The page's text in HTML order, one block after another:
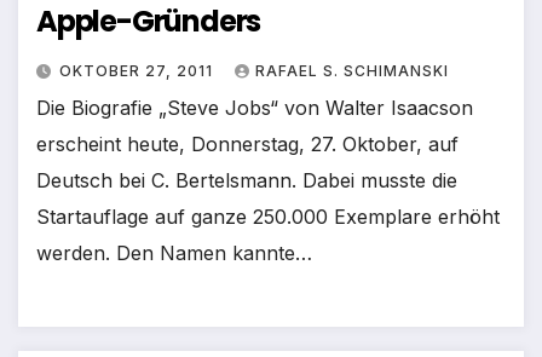
Apple-Gründers
OKTOBER 27, 2011 RAFAEL S. SCHIMANSKI
Die Biografie „Steve Jobs“ von Walter Isaacson
erscheint heute, Donnerstag, 27. Oktober, auf
Deutsch bei C. Bertelsmann. Dabei musste die
Startauflage auf ganze 250.000 Exemplare erhöht
werden. Den Namen kannte…